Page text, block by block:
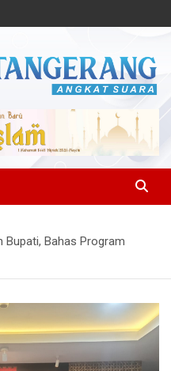
– Angkat
Bupati, Bahas Program